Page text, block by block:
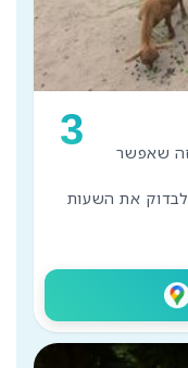
3
יש שם מתחם חיות, הילדים עפו על זה שאפשר